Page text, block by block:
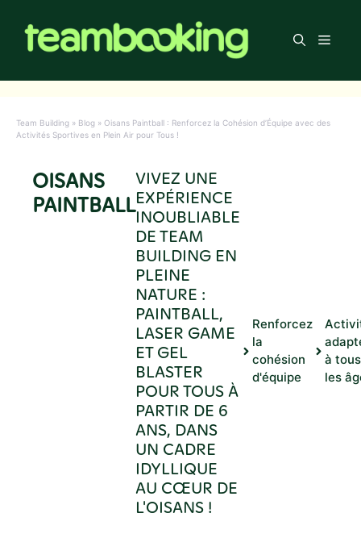
contenu
Menu
Team Building » Blog » Oisans Paintball : Renforcez la Cohésion d’Équipe avec des
Activités Sportives en Plein Air pour Tous !
OISANS
PAINTBALL
VIVEZ UNE
EXPÉRIENCE
INOUBLIABLE
DE TEAM
BUILDING EN
PLEINE
NATURE :
PAINTBALL,
LASER GAME
ET GEL
BLASTER
POUR TOUS À
PARTIR DE 6
ANS, DANS
UN CADRE
IDYLLIQUE
AU CŒUR DE
L'OISANS !
Renforcez
la
cohésion
d'équipe
à tous
les